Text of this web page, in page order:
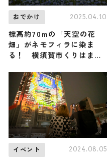
おでかけ 2025.04.10
標高約70mの「天空の花
畑」がネモフィラに染ま
る！ 横須賀市くりはま花
ラまつり」が開催中
イベント 2024.08.05